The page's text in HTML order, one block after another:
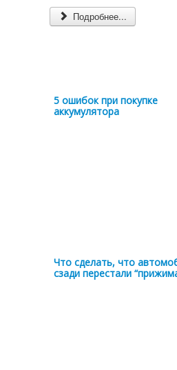
Подробнее...
5 ошибок при покупке
аккумулятора
Что сделать, что
сзади перестали